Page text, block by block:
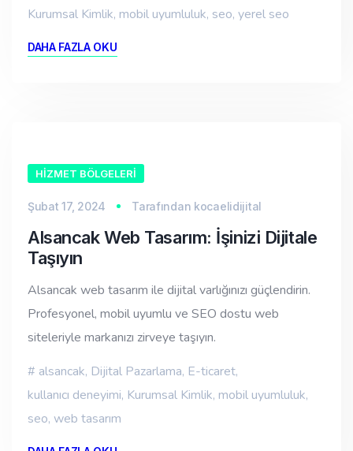
Kurumsal Kimlik, mobil uyumluluk, seo, yerel seo
DAHA FAZLA OKU
HIZMET BÖLGELERI
Şubat 17, 2024 Tarafından kocaelidijital
Alsancak Web Tasarım: İşinizi Dijitale
Taşıyın
Alsancak web tasarım ile dijital varlığınızı güçlendirin.
Profesyonel, mobil uyumlu ve SEO dostu web
siteleriyle markanızı zirveye taşıyın.
alsancak, Dijital Pazarlama, E-ticaret,
kullanıcı deneyimi, Kurumsal Kimlik, mobil uyumluluk,
seo, web tasarım